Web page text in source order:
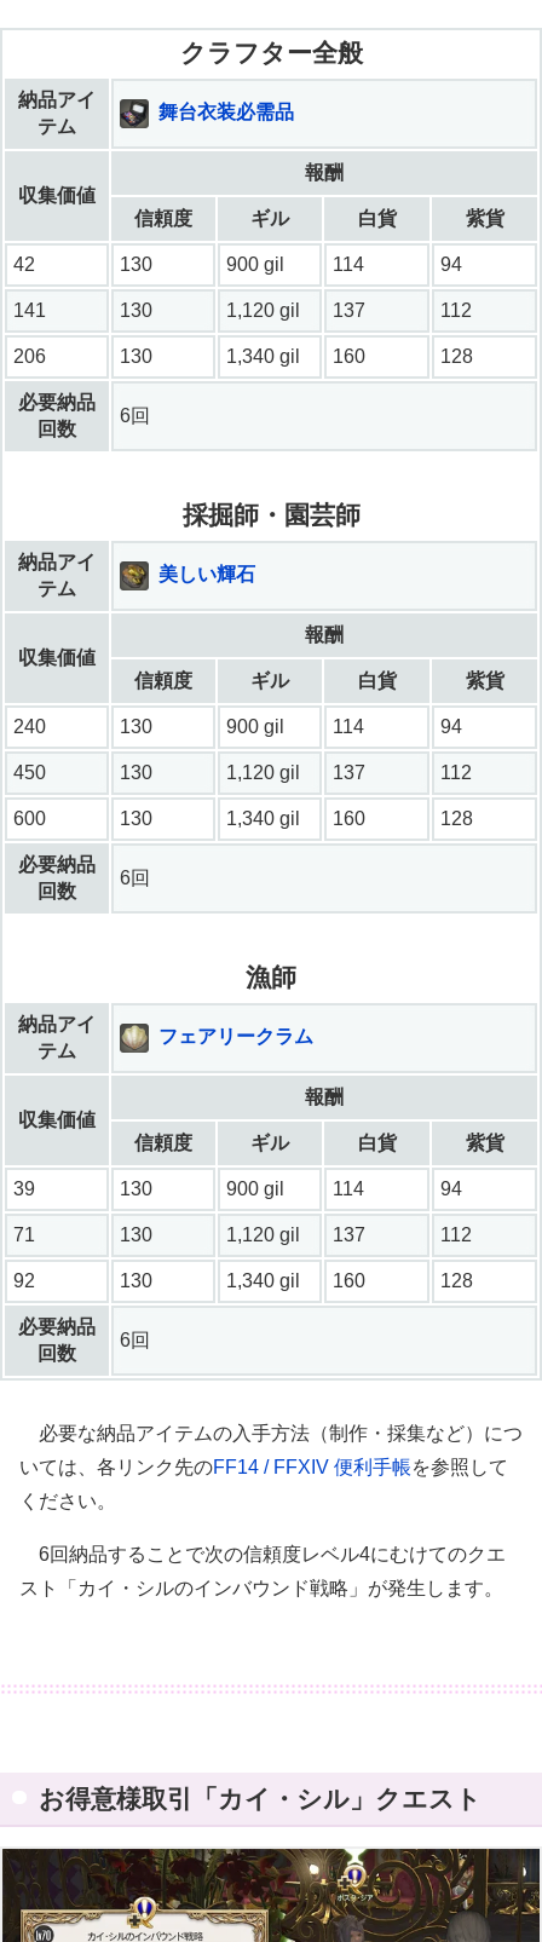
クラフター全般
納品アイ
テム
舞台衣装必需品
収集価値
報酬
信頼度 ギル 白貨 紫貨
42 130 900 gil 114 94
141 130 1,120 gil 137 112
206 130 1,340 gil 160 128
必要納品
回数
6回
採掘師・園芸師
納品アイ
テム
美しい輝石
収集価値
報酬
信頼度 ギル 白貨 紫貨
240 130 900 gil 114 94
450 130 1,120 gil 137 112
600 130 1,340 gil 160 128
必要納品
回数
6回
漁師
納品アイ
テム
フェアリークラム
収集価値
報酬
信頼度 ギル 白貨 紫貨
39 130 900 gil 114 94
71 130 1,120 gil 137 112
92 130 1,340 gil 160 128
必要納品
回数
6回
必要な納品アイテムの入手方法（制作・採集など）につ
いては、各リンク先のFF14 / FFXIV 便利手帳を参照して
ください。
6回納品することで次の信頼度レベル4にむけてのクエ
スト「カイ・シルのインバウンド戦略」が発生します。
お得意様取引「カイ・シル」クエスト